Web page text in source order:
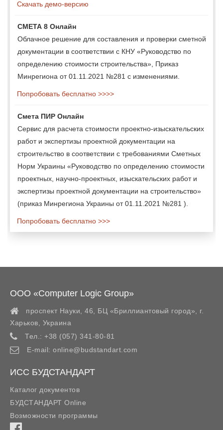
Скачать демо-версию
СМЕТА 8 Онлайн
Облачное решение для составления и проверки сметной
документации в соответствии с КНУ «Руководство по
определению стоимости строительства», Приказ
Минрегиона от 01.11.2021 №281 с изменениями.
Попробовать бесплатно >>>>
Смета ПИР Онлайн
Сервис для расчета стоимости проектно-изыскательских
работ и экспертизы проектной документации на
строительство в соответствии с требованиями Сметных
Норм Украины «Руководство по определению стоимости
проектных, научно-проектных, изыскательских работ и
экспертизы проектной документации на строительство»
(приказ Минрегиона Украины от 01.11.2021 №281 ).
Попробовать бесплатно >>>
ООО «Computer Logic Group»
проспект Науки, 46, БЦ «Бриллиантовый город»,
г.
Харьков
Украина
Тел.: +38 (057) 341-80-81
E-mail: online@budstandart.com
ИСС БУДСТАНДАРТ
Каталог документов
БУДСТАНДАРТ Online
Возможности программы